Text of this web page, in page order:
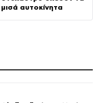
μισά αυτοκίνητα